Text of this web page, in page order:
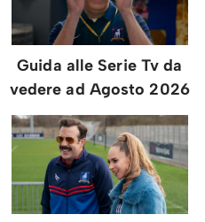
Guida alle Serie Tv da
vedere ad Agosto 2026